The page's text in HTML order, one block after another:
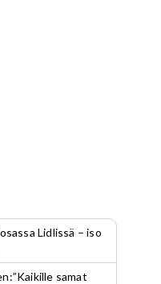
Lidlissä – iso
samat